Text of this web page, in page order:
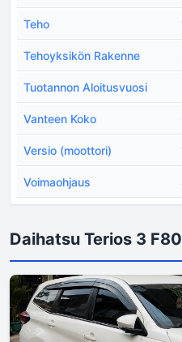
Teho
Tehoyksikön Rakenne
Tuotannon Aloitusvuosi
Vanteen Koko
Versio (moottori)
Voimaohjaus
Daihatsu Terios 3